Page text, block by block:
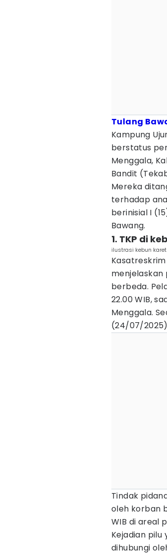
Tulang
Kampung
berstatus
Menggala,
Bandit
Mereka
terhadap
berinisial I
Bawang.
1. TKP di
ilustrasi kebun
Kasatreskrim
menjelaskan
berbeda.
22.00 WIB,
Menggala.
(24/07/
Tindak
oleh korban
WIB di areal
Kejadian
dihubungi